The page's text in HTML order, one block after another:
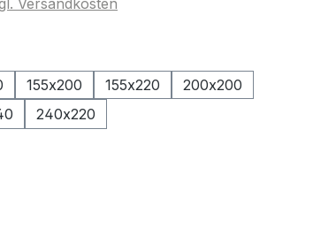
155x200 155x220
200x200
240x220